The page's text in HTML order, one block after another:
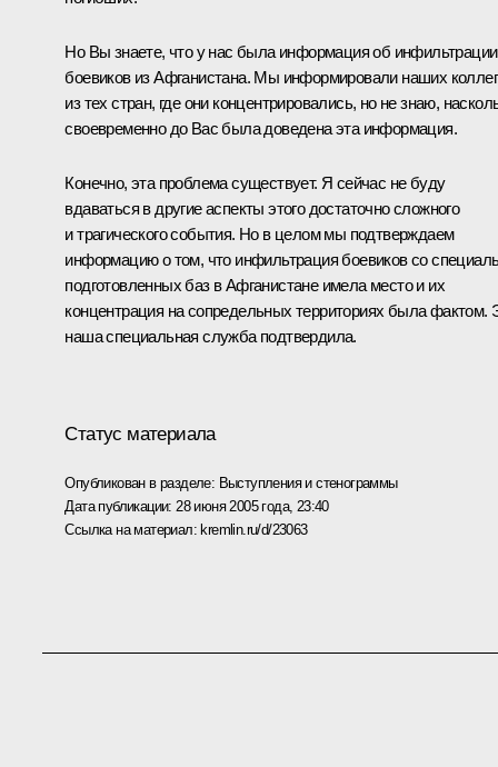
Но Вы знаете, что у нас была информация об инфильтрации
боевиков из Афганистана. Мы информировали наших коллег
из тех стран, где они концентрировались, но не знаю,
своевременно до Вас была доведена эта информация.
Конечно, эта проблема существует. Я сейчас не буду
вдаваться в другие аспекты этого достаточно сложного
и трагического события. Но в целом мы подтверждаем
информацию о том, что инфильтрация боевиков со
подготовленных баз в Афганистане имела место и их
концентрация на сопредельных территориях была фактом.
наша специальная служба подтвердила.
Статус материала
Опубликован в разделе: Выступления и стенограммы
Дата публикации: 28 июня 2005 года, 23:40
Ссылка на материал:kremlin.ru/d/23063